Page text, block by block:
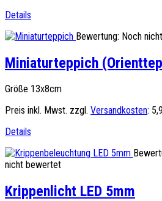
Details
Bewertung: Noch
Miniaturteppich
Größe 13x8cm
Preis inkl. Mwst. zzgl. Versandkosten:
Details
nicht bewertet
Krippenlicht LED 5mm